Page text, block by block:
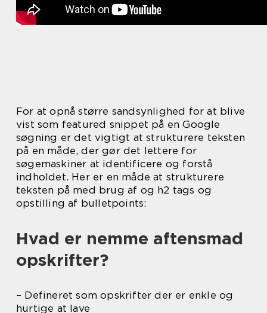
For at opnå større sandsynlighed for at blive
vist som featured snippet på en Google
søgning er det vigtigt at strukturere teksten
på en måde, der gør det lettere for
søgemaskiner at identificere og forstå
indholdet. Her er en måde at strukturere
teksten på med brug af og h2 tags og
opstilling af bulletpoints:
Hvad er nemme aftensmad
opskrifter?
– Defineret som opskrifter der er enkle og
hurtige at lave